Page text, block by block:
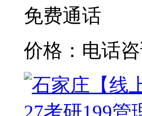
免费通话
价格：电话